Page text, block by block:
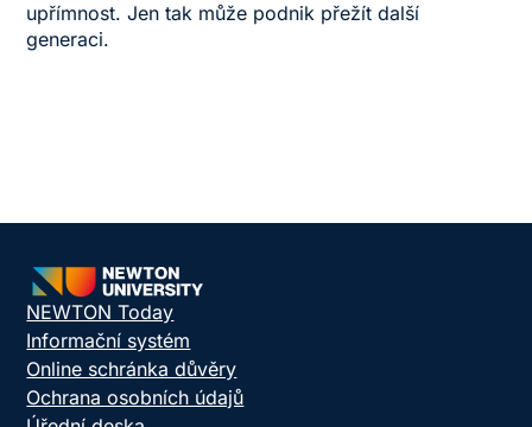
upřímnost. Jen tak může podnik přežít další
generaci.
NEWTON Today
Informační systém
Online schránka důvěry
Ochrana osobních údajů